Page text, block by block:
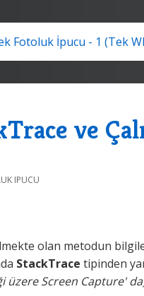
Fotoluk İpucu - 1 (Tek
ve
IPUCU
olan metodun
StackTrace tipinden
üzere Screen Capture'